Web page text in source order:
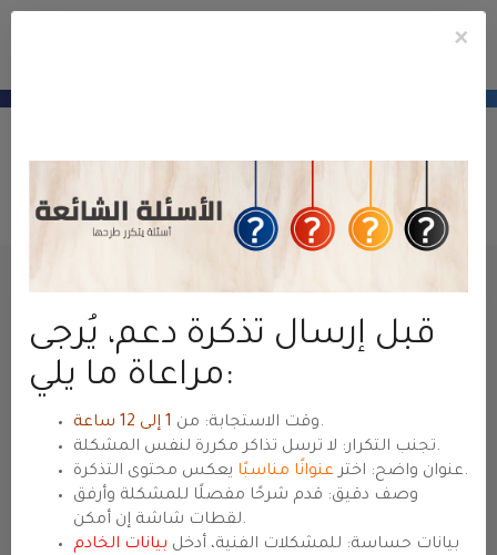
建立服務單
客戶系統 客戶中心 服務單
姓名
主旨
×
قبل إرسال تذكرة دعم، يُرجى
مراعاة ما يلي:
وقت الاستجابة: من 1 إلى 12 ساعة
.
تجنب التكرار: لا ترسل تذاكر مكررة لنفس المشكلة.
عنوان واضح: اختر عنوانًا مناسبًا
يعكس محتوى التذكرة.
وصف دقيق: قدم شرحًا مفصلًا للمشكلة وأرفق
لقطات شاشة إن أمكن.
بيانات حساسة: للمشكلات الفنية، أدخل بيانات الخادم